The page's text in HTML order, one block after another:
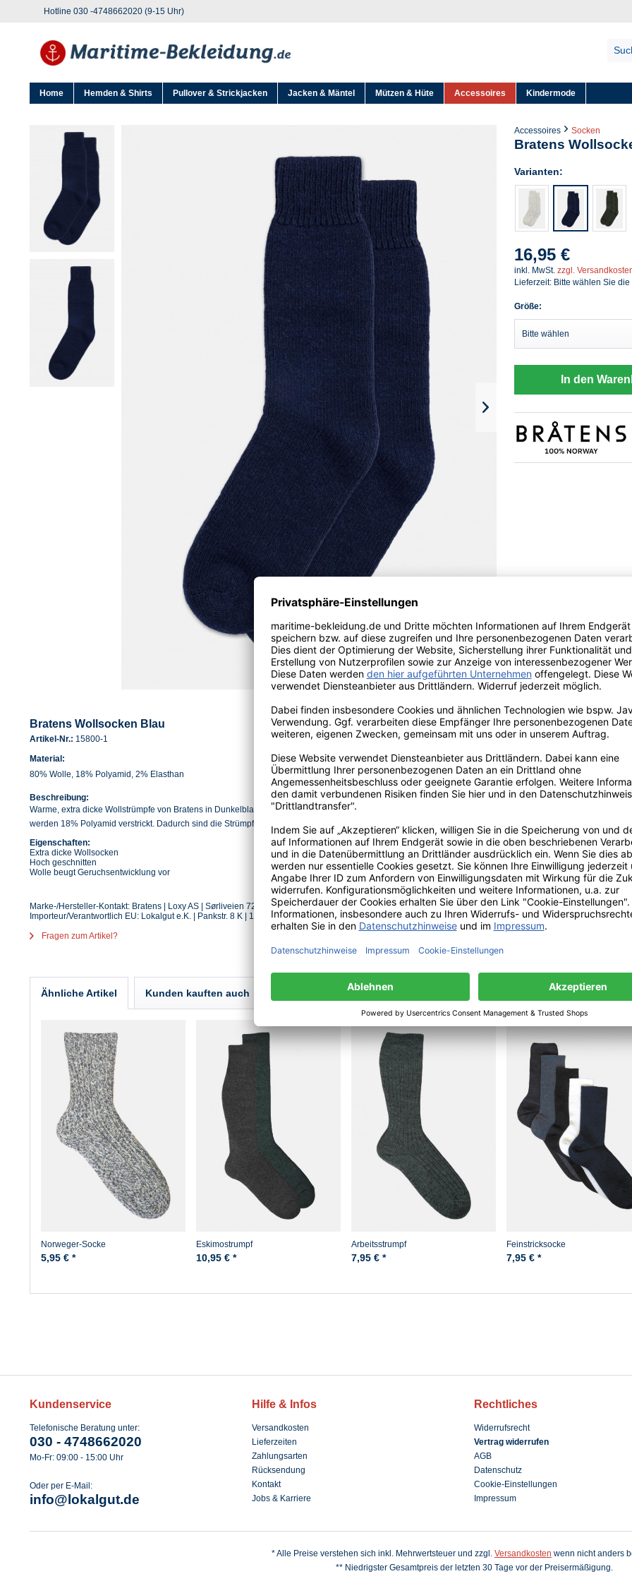
Hotline 030 -4748662020 (9-15 Uhr)
Home Hemden & Shirts Pullover & Strickjacken Jacken & Mäntel Mützen & Hüte Accessoires Kindermode
Accessoires Socken
Bratens
Varianten:
16,95 €
inkl. MwSt. zzgl.
Lieferzeit: Bitte wählen Sie die
Größe:
In den
Bratens Wollsocken Blau
Artikel-Nr.: 15800-1
Material:
80% Wolle, 18% Polyamid, 2% Elasthan
Beschreibung:
Warme, extra dicke Wollstrümpfe von Bratens in Dunkelblau. Um die Socken besonders langlebig zu machen,
werden 18% Polyamid verstrickt. Dadurch sind die Strümpfe sehr robust.
Eigenschaften:
Extra dicke Wollsocken
Hoch geschnitten
Wolle beugt Geruchsentwicklung vor
Marke-/Hersteller-Kontakt: Bratens | Loxy AS | Sørliveien 72 | N-1788 Berg i Østfold | Norwegen | post(a)loxy.com
Importeur/Verantwortlich EU: Lokalgut e.K. | Pankstr. 8 K | 13127 Berlin | Deutschland | info(a)lokalgut.de
Fragen zum Artikel?
Ähnliche Artikel Kunden kauften auch Kunden haben sich ebenfalls angesehen
Norweger-Socke
5,95 € *
Eskimostrumpf
10,95 € *
Arbeitsstrumpf
7,95 € *
Feinstricksocke
7,95 € *
Kundenservice
Telefonische Beratung unter:
030 - 4748662020
Mo-Fr: 09:00 - 15:00 Uhr
Oder per E-Mail:
info@lokalgut.de
Hilfe & Infos
Versandkosten
Lieferzeiten
Zahlungsarten
Rücksendung
Kontakt
Jobs & Karriere
Rechtliches
Widerrufsrecht
Vertrag widerrufen
AGB
Datenschutz
Cookie-Einstellungen
Impressum
* Alle Preise verstehen sich inkl. Mehrwertsteuer und zzgl. Versandkosten wenn nicht anders
** Niedrigster Gesamtpreis der letzten 30 Tage vor der Preisermäßigung.